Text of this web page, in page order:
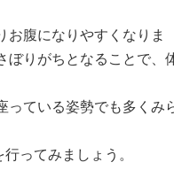
お腹になりやすくなりま
ぼりがちとなることで、
っている姿勢でも多くみ
ってみましょう。